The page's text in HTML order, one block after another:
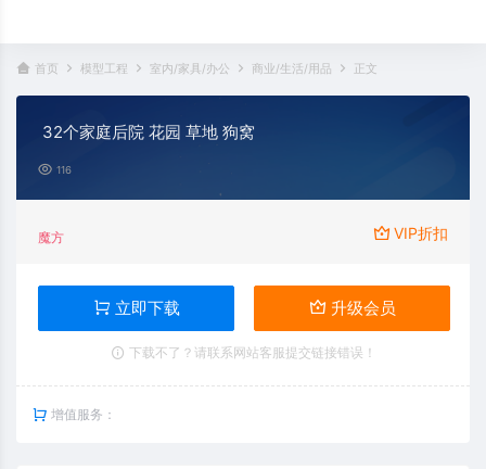
首页 模型工程 室内/家具/办公 商业/生活/用品 正文
32个家庭后院 花园 草地 狗窝
116
魔方 VIP折扣
立即下载 升级会员
下载不了？请联系网站客服提交链接错误！
增值服务：